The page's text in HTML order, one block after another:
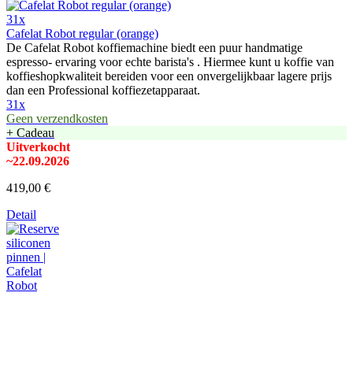
31x
Cafelat Robot regular (orange)
De Cafelat Robot koffiemachine biedt een puur handmatige
espresso- ervaring voor echte barista's . Hiermee kunt u koffie van
koffieshopkwaliteit bereiden voor een onvergelijkbaar lagere prijs
dan een Professional koffiezetapparaat.
31x
Geen verzendkosten
+ Cadeau
Uitverkocht
~22.09.2026
419,00 €
Detail